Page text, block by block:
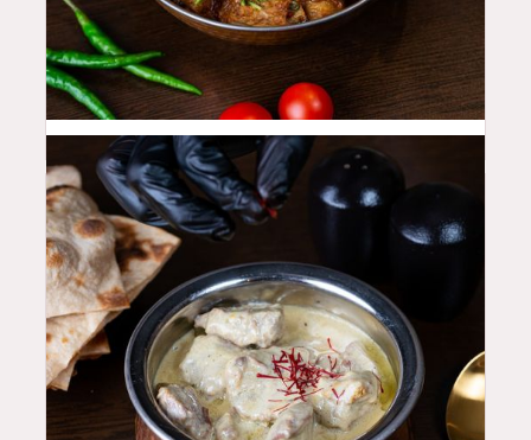
QAR 48